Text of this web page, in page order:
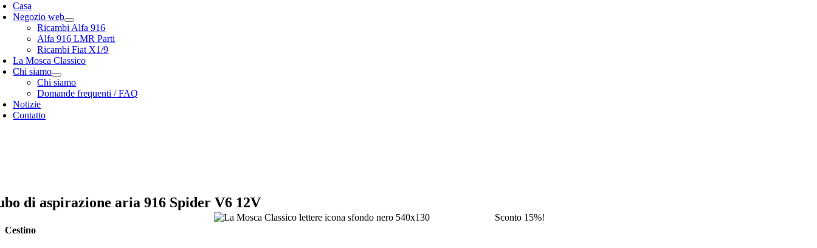
Casa
Negozio web
Ricambi Alfa 916
Alfa 916 LMR Parti
Ricambi Fiat X1/9
La Mosca Classico
Chi siamo
Chi siamo
Domande frequenti / FAQ
Notizie
Contatto
di aspirazione aria 916 Spider V6 12V
Sconto 15%!
Cestino